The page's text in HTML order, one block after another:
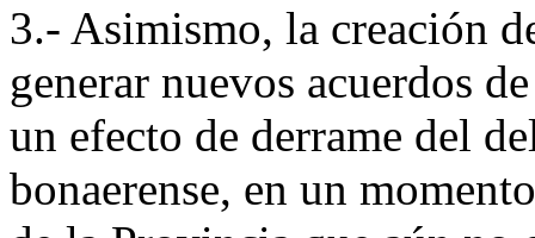
3.- Asimismo, la creación
generar nuevos acuerdos
un efecto de derrame del
bonaerense, en un